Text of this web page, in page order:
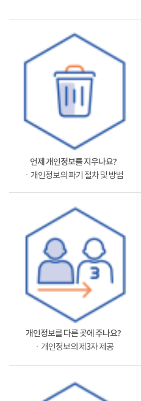
언제 개인정보를 지우나요?
ㆍ개인정보의 파기 절차 및 방법
개인정보를 다른 곳에 주나요?
ㆍ개인정보의 제3자 제공